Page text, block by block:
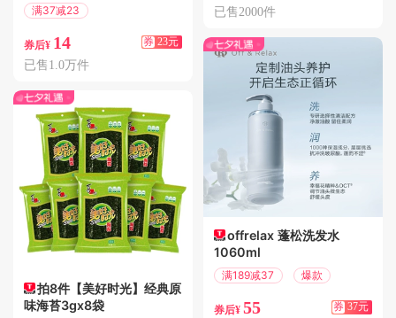
满37减23
券后¥ 14 券 23元
已售1.0万件
拍8件【美好时光】经典原
味海苔3gx8袋
已售2000件
offrelax 蓬松洗发水
1060ml
满189减37 爆款
券后¥ 55 券 37元